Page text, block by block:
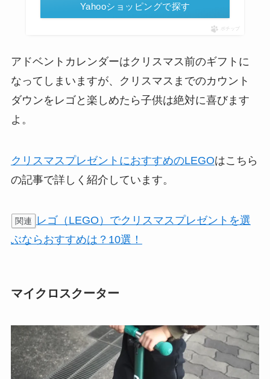
Yahooショッピングで探す
ポチップ
アドベントカレンダーはクリスマス前のギフトに
なってしまいますが、クリスマスまでのカウント
ダウンをレゴと楽しめたら子供は絶対に喜びます
よ。
クリスマスプレゼントにおすすめのLEGOはこちら
の記事で詳しく紹介しています。
関連
レゴ（LEGO）でクリスマスプレゼントを選
ぶならおすすめは？10選！
マイクロスクーター